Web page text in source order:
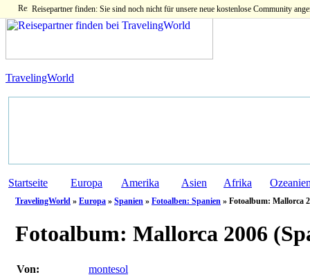
Reisepartner finden: Sie sind noch nicht für unsere neue kostenlose Community
TravelingWorld
Startseite Europa Amerika Asien Afrika
TravelingWorld » Europa » Spanien » Fotoalben: Spanien » Fotoalbum: Mallorca
Fotoalbum: Mallorca 2006
Von:
montesol